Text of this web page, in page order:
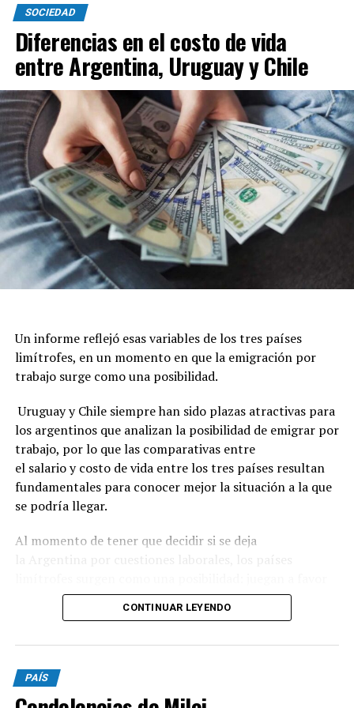
SOCIEDAD
Diferencias en el costo de vida
entre Argentina, Uruguay y Chile
Un informe reflejó esas variables de los tres países
limítrofes, en un momento en que la emigración por
trabajo surge como una posibilidad.
Uruguay y Chile siempre han sido plazas atractivas para
los argentinos que analizan la posibilidad de emigrar por
trabajo, por lo que las comparativas entre
el salario y costo de vida entre los tres países resultan
fundamentales para conocer mejor la situación a la que
se podría llegar.
Al momento de tener que decidir si se deja
la cercanía geográfica, el idioma compartido,
la estabilidad económica y los indicadores de seguridad
Además, Uruguay se destaca por la similitud de
costumbres y una política migratoria amigable;
CONTINUAR LEYENDO
PAÍS